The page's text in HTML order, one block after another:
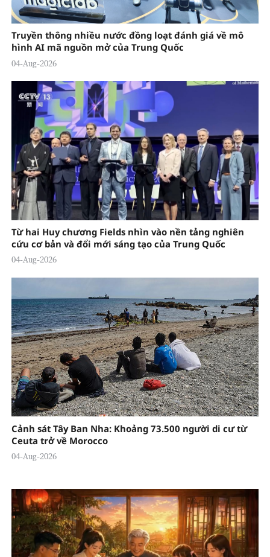
Truyền thông nhiều nước đồng loạt đánh giá về mô
hình AI mã nguồn mở của Trung Quốc
04-Aug-2026
Từ hai Huy chương Fields nhìn vào nền tảng nghiên
cứu cơ bản và đổi mới sáng tạo của Trung Quốc
04-Aug-2026
Cảnh sát Tây Ban Nha: Khoảng 73.500 người di cư từ
Ceuta trở về Morocco
04-Aug-2026